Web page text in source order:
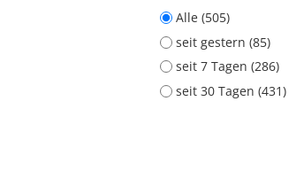
Alle (505)
seit gestern (85)
seit 7 Tagen (286)
seit 30 Tagen (431)